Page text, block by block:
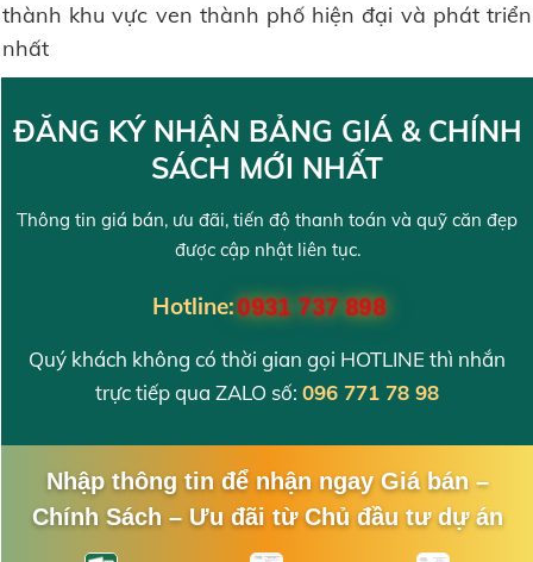
thành khu vực ven thành phố hiện đại và phát triển
nhất
ĐĂNG KÝ NHẬN BẢNG GIÁ & CHÍNH
SÁCH MỚI NHẤT
Thông tin giá bán, ưu đãi, tiến độ thanh toán và quỹ căn đẹp
được cập nhật liên tục.
Hotline:0931 737 898
Quý khách không có thời gian gọi HOTLINE thì nhắn
trực tiếp qua ZALO số: 096 771 78 98
Nhập thông tin để nhận ngay Giá bán –
Chính Sách – Ưu đãi từ Chủ đầu tư dự án